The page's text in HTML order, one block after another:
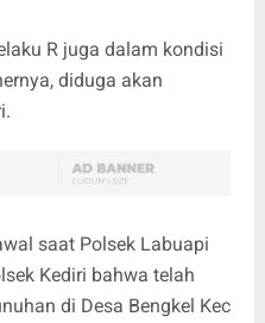
R juga dalam kondisi
diduga akan
saat Polsek Labuapi
Kediri bahwa telah
di Desa Bengkel Kec